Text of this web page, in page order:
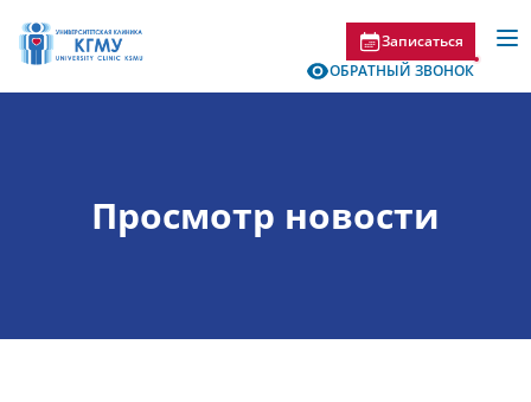
Записаться
ОБРАТНЫЙ ЗВОНОК
Просмотр новости